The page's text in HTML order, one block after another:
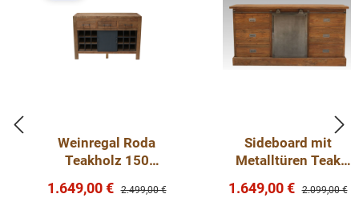
Teakmöbel auch noch nach Jahren. Jedes Modell ist ein
Unikat. Dieses Möbelstück wurde von traditionellen
Handwerkern noch handgefertigt. Eine schöne
naturbelassene Kommode. Dieses Möbelstück wird
Anblick auf Dauer erfreuen.
Weinregal Roda
Teakholz 150
Verkaufspreis:
1.649,00 € Regulärer Preis:
2.499,00 €
Sideboard mit
Metalltüren Teak
Verkaufspreis:
1.649,00 € Regulärer
2.099,00 €